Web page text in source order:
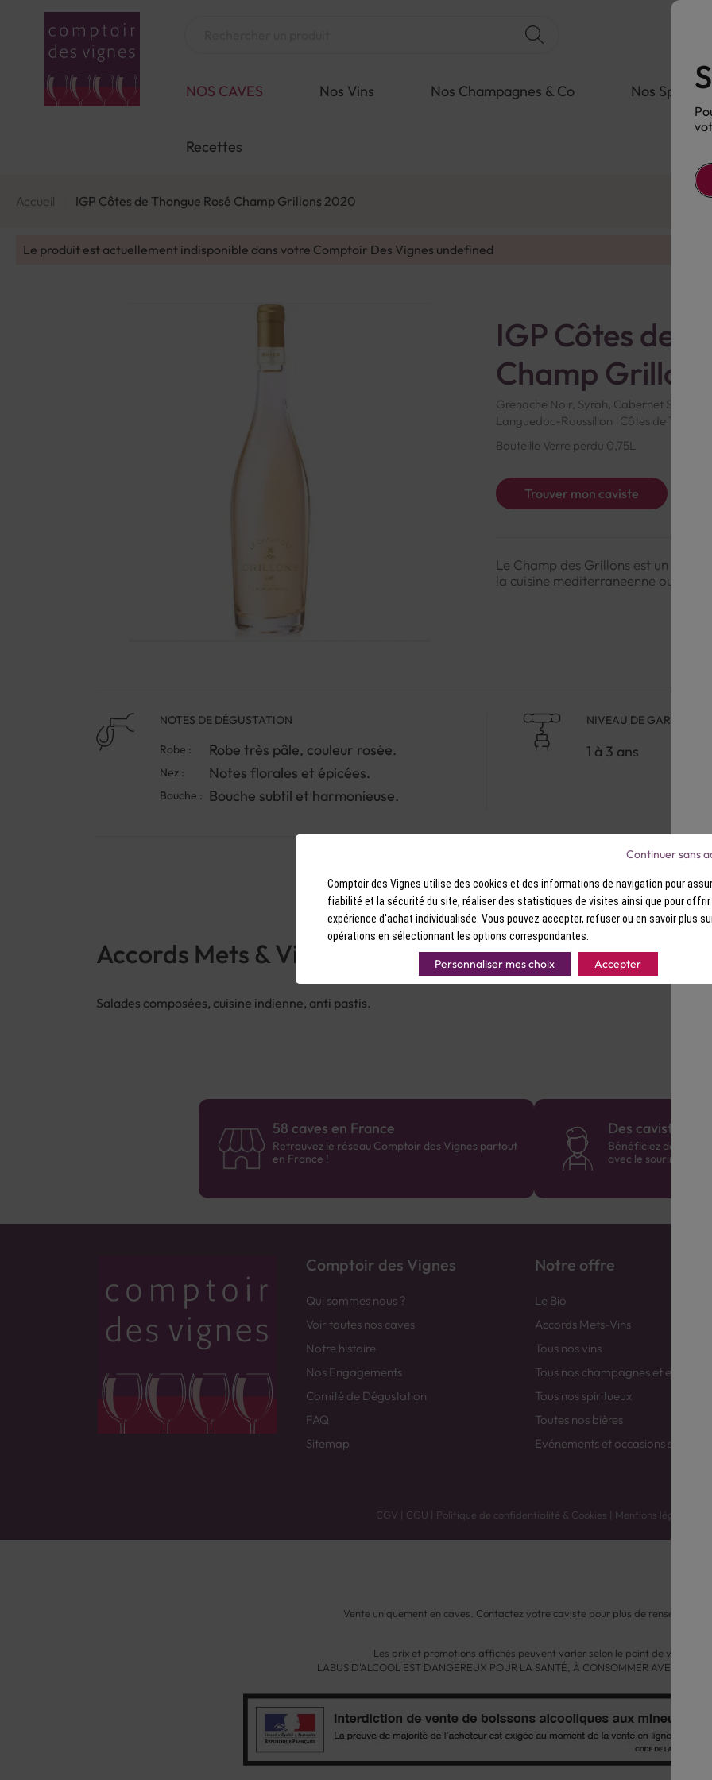
NOS CAVES Nos Vins Nos Champagnes & Co Nos
Recettes
Accueil IGP Côtes de Thongue Rosé Champ Grillons 2020
Le produit est actuellement indisponible dans votre Comptoir Des Vignes undefined
IGP Côtes de
Champ Grillons
Grenache Noir, Syrah, Cabernet
Languedoc-Roussillon Côtes de Thongue
Bouteille Verre perdu 0,75L
Trouver mon caviste
Le Champ des Grillons est un rose
la cuisine mediterraneenne ou
NOTES DE DÉGUSTATION
Robe : Robe très pâle, couleur rosée.
Nez : Notes florales et épicées.
Bouche : Bouche subtil et harmonieuse.
NIVEAU DE GARDE
1 à 3 ans
Accords Mets & Vins
Salades composées, cuisine indienne, anti pastis.
58 caves en France
Retrouvez le réseau Comptoir des Vignes partout
en France !
Des cavistes à
Bénéficiez de
avec le sourire :)
Comptoir des Vignes
Qui sommes nous ?
Voir toutes nos caves
Notre histoire
Nos Engagements
Comité de Dégustation
FAQ
Sitemap
Notre offre
Le Bio
Accords Mets-Vins
Tous nos vins
Tous nos champagnes et
Tous nos spiritueux
Toutes nos bières
Evénements et occasions spéciales
CGV | CGU | Politique de confidentialité & Cookies | Mentions légales
Vente uniquement en caves. Contactez votre caviste pour plus de
Les prix et promotions affichés peuvent varier selon le point de vente.
L'ABUS D'ALCOOL EST DANGEREUX POUR LA SANTÉ, À CONSOMMER AVEC
Comptoir des Vignes utilise des cookies et des informations de navigation pour
fiabilité et la sécurité du site, réaliser des statistiques de visites ainsi que pour offrir
expérience d'achat individualisée. Vous pouvez accepter, refuser ou en savoir plus
opérations en sélectionnant les options correspondantes.
Personnaliser mes choix Accepter
Continuer sans